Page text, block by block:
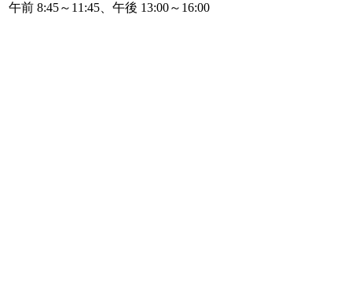
午前 8:45～11:45、午後 13:00～16:00